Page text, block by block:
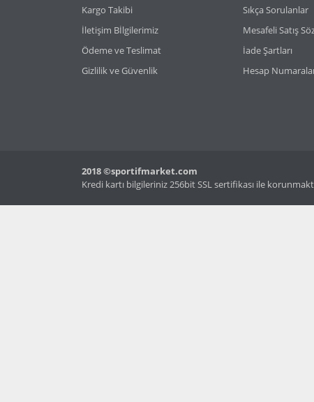
Kargo Takibi
Sıkça Sorulanlar
İletişim Bİlgilerimiz
Mesafeli Satış
Ödeme ve Teslimat
İade Şartları
Gizlilik ve Güvenlik
Hesap
2018 ©sportifmarket.com
Kredi kartı bilgileriniz 256bit SSL sertifikası ile